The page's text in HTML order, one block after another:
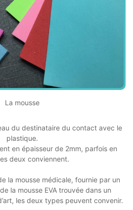
La mousse
du destinataire du contact avec le
plastique.
en épaisseur de 2mm, parfois en
deux conviennent.
la mousse médicale, fournie par un
la mousse EVA trouvée dans un
les deux types peuvent convenir.